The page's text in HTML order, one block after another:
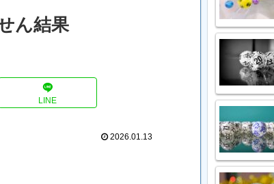
ん結果
LINE
2026.01.13